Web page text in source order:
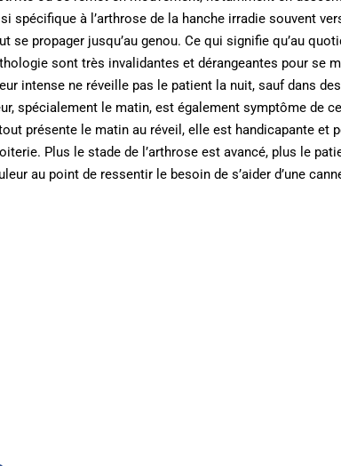
spécifique à l’arthrose de la hanche irradie souvent
se propager jusqu’au genou. Ce qui signifie qu’au
sont très invalidantes et dérangeantes pour se
intense ne réveille pas le patient la nuit, sauf dans
spécialement le matin, est également symptôme de
présente le matin au réveil, elle est handicapante et
Plus le stade de l’arthrose est avancé, plus le
au point de ressentir le besoin de s’aider d’une